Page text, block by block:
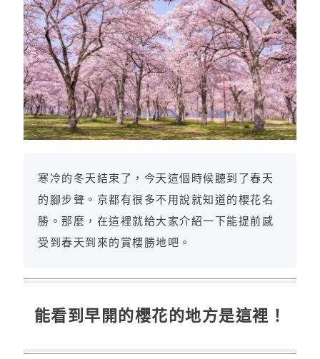
寒冷的冬天結束了，今天這個時候聽到了春天
的腳步聲。京都有很多不用說就知道的櫻花名
勝。那麼，在這裡就給大家介紹一下能提前感
受到春天到來的賞櫻勝地吧。
能看到早開的櫻花的地方是這裡！